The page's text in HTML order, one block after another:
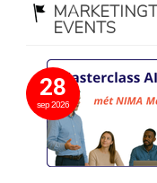
EVENTS
28
sep 2026